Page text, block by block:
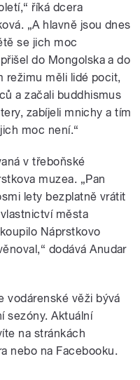
říká dcera
„A hlavně jsou dnes
se jich moc
do Mongolska a do
režimu měli lidé pocit,
a začali buddhismus
zabíjeli mnichy a tím
moc není.“
v třeboňské
muzea. „Pan
lety bezplatně vrátit
města
Náprstkovo
dodává Anudar
vodárenské věži bývá
sezóny. Aktuální
na stránkách
nebo na Facebooku.